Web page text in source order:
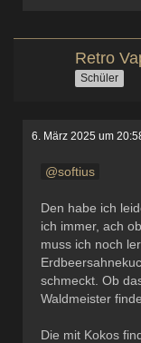
Retro
Schüler
6. März 2025 um
softius
Den habe ich
ich immer, ach
muss ich noch
schmeckt. Ob
Waldmeister
Die mit Kokos